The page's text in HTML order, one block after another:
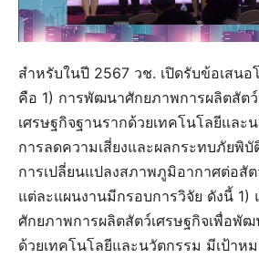
สำหรับในปี 2567 วช. เปิดรับข้อเสน
คือ 1) การพัฒนาศักยภาพการผลิตสัต
เศรษฐกิจฐานรากด้วยเทคโนโลยีและ
การลดความเสี่ยงและผลกระทบภัยพิ
การเปลี่ยนแปลงสภาพภูมิอากาศต่อสัต
แต่ละแผนงานมีกรอบการวิจัย ดังนี้
ศักยภาพการผลิตสัตว์เศรษฐกิจเพื่อพัฒ
ด้วยเทคโนโลยีและนวัตกรรม มีเป้าห